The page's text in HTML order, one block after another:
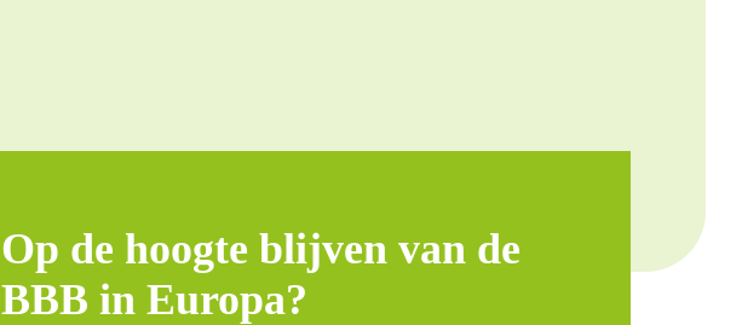
Op de hoogte blijven van de
BBB in Europa?